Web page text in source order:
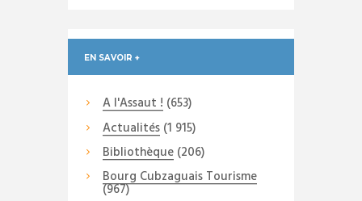
EN SAVOIR +
A l'Assaut ! (653)
Actualités(1 915)
Bibliothèque(206)
Bourg Cubzaguais Tourisme
(967)